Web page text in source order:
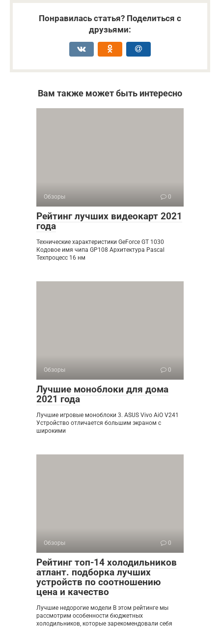
Понравилась статья? Поделиться с
друзьями:
Вам также может быть интересно
Обзоры 0
Рейтинг лучших видеокарт 2021
года
Технические характеристики GeForce GT 1030
Кодовое имя чипа GP108 Архитектура Pascal
Техпроцесс 16 нм
Обзоры 0
Лучшие моноблоки для дома
2021 года
Лучшие игровые моноблоки 3. ASUS Vivo AiO V241
Устройство отличается большим экраном с
широкими
Обзоры 0
Рейтинг топ-14 холодильников
атлант. подборка лучших
устройств по соотношению
цена и качество
Лучшие недорогие модели В этом рейтинге мы
рассмотрим особенности бюджетных
холодильников, которые зарекомендовали себя